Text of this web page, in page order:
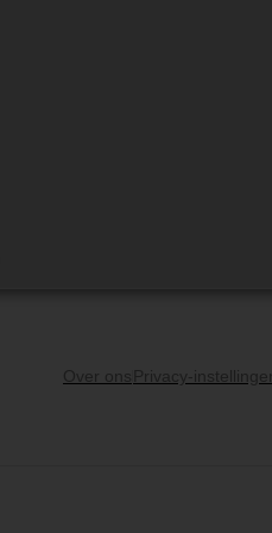
Over ons Privacy-instellingen